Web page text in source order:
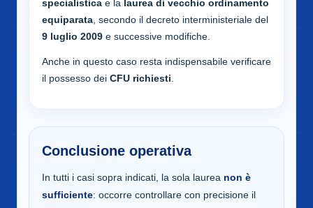
specialistica e la laurea di vecchio ordinamento
equiparata , secondo il decreto interministeriale del
9 luglio 2009 e successive modifiche.
Anche in questo caso resta indispensabile verificare
il possesso dei CFU richiesti
Conclusione operativa
In tutti i casi sopra indicati, la sola laurea non è
sufficiente: occorre controllare con precisione il